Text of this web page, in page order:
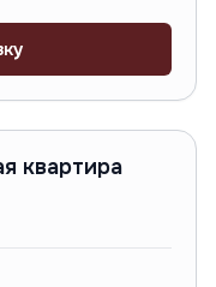
A-6759
квартира